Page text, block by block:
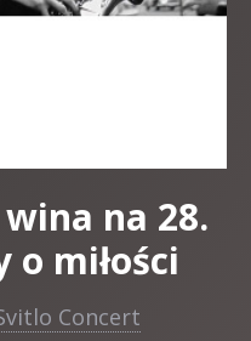
na 28.
miłości
Concert